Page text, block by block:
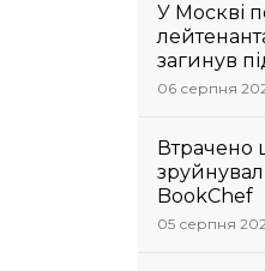
У Москві
загинув
06 серпня
Втрачено
BookChef
05 серпня